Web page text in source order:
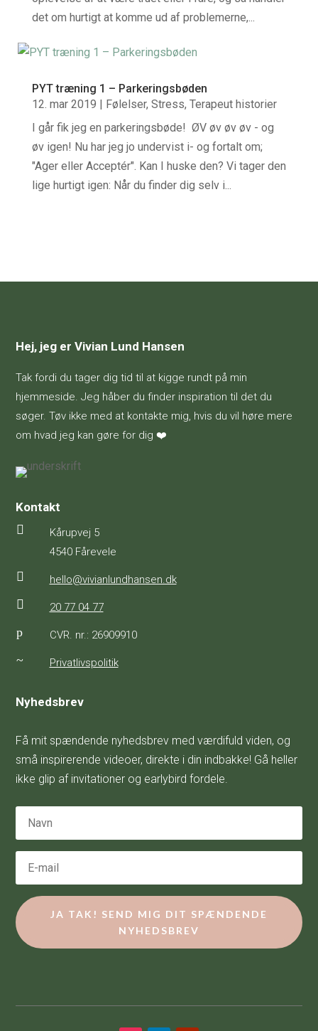
det om hurtigt at komme ud af problemerne,...
PYT træning 1 – Parkeringsbøden
12. mar 2019 | Følelser, Stress, Terapeut historier
I går fik jeg en parkeringsbøde! ØV øv øv øv - og
øv igen! Nu har jeg jo undervist i- og fortalt om;
"Ager eller Acceptér". Kan I huske den? Vi tager den
lige hurtigt igen: Når du finder dig selv i...
Hej, jeg er Vivian Lund Hansen
Tak fordi du tager dig tid til at kigge rundt på min
hjemmeside. Jeg håber du finder inspiration til det du
søger. Tøv ikke med at kontakte mig, hvis du vil høre mere
om hvad jeg kan gøre for dig ❤️
Kontakt

Kårupvej 5
4540 Fårevele
 hello@vivianlundhansen.dk
 20 77 04 77
p CVR. nr.: 26909910
~ Privatlivspolitik
Nyhedsbrev
Få mit spændende nyhedsbrev med værdifuld viden, og
små inspirerende videoer, direkte i din indbakke! Gå heller
ikke glip af invitationer og earlybird fordele.
JA TAK! SEND MIG DIT SPÆNDENDE
NYHEDSBREV